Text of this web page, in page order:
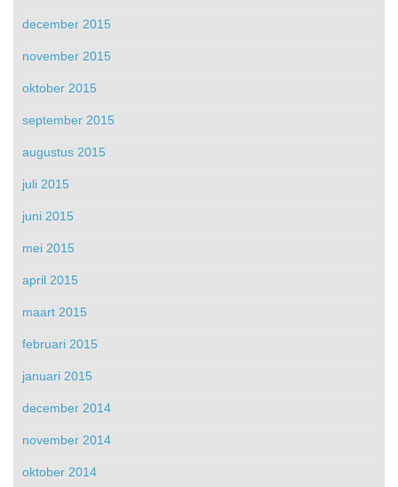
december 2015
november 2015
oktober 2015
september 2015
augustus 2015
juli 2015
juni 2015
mei 2015
april 2015
maart 2015
februari 2015
januari 2015
december 2014
november 2014
oktober 2014